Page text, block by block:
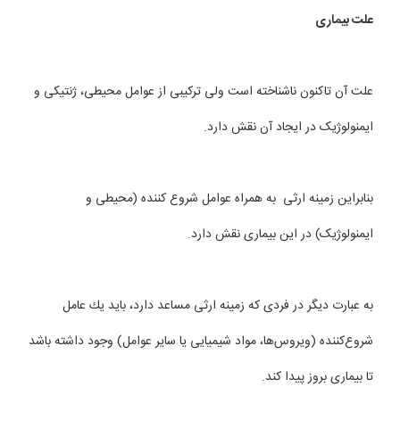
علت بیماری
علت آن تاکنون ناشناخته است ولی ترکیبی از عوامل محیطی، ژنتیکی و
ایمنولوژیک در ایجاد آن نقش دارد.
بنابراین زمینه ارثی به همراه عوامل شروع کننده (محیطی و
ایمنولوژیک) در این بیماری نقش دارد.
به عبارت دیگر در فردی كه زمینه ارثی مساعد دارد، باید یك عامل
شروع‌كننده (ویروس‌ها، مواد شیمیایی یا سایر عوامل) وجود داشته باشد
تا بیماری بروز پیدا كند.